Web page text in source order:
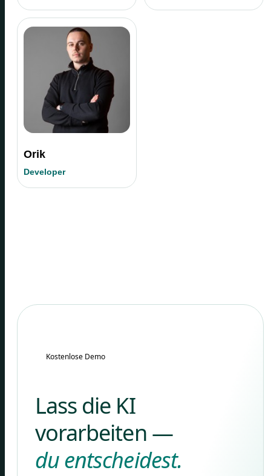
Orik
Developer
Kostenlose Demo
Lass die KI
vorarbeiten —
du entscheidest.